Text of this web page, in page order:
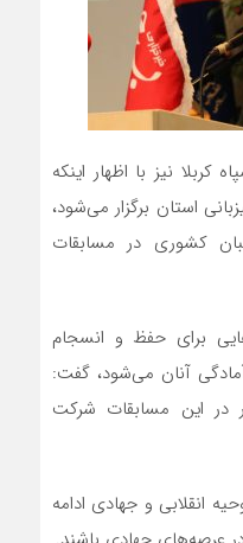
نیز با اظهار اینکه
استان برگزار می‌شود،
کشوری در مسابقات
برای حفظ و انسجام
آنان می‌شود، گفت:
در این مسابقات شرکت
انقلابی و جهادی ادامه